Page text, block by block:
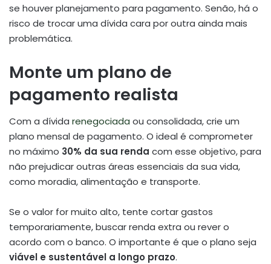
se houver planejamento para pagamento. Senão, há o
risco de trocar uma dívida cara por outra ainda mais
problemática.
Monte um plano de
pagamento realista
Com a dívida renegociada ou consolidada, crie um
plano mensal de pagamento. O ideal é comprometer
no máximo 30% da sua renda com esse objetivo, para
não prejudicar outras áreas essenciais da sua vida,
como moradia, alimentação e transporte.
Se o valor for muito alto, tente cortar gastos
temporariamente, buscar renda extra ou rever o
acordo com o banco. O importante é que o plano seja
viável e sustentável a longo prazo.